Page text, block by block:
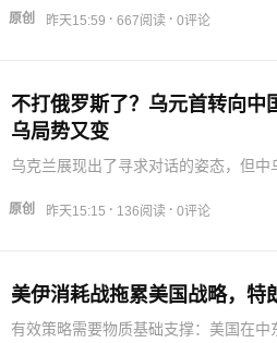
后，日本把涉台表述说得更直白，却仍
原创 昨天15:59 · 667阅读 · 0评论
不打俄罗斯了？乌元首转向中
乌局势又变
乌克兰展现出了寻求对话的姿态，但中
兰自身。泽连斯基现在虽然意识到了与
原创 昨天15:15 · 136阅读 · 0评论
美伊消耗战拖累美国战略，特
有效策略需要物质基础支撑：美国在中